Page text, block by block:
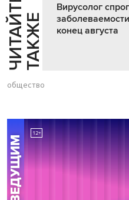
Ч
И
Т
АЙ
Т
Е
Т
А
К
ЖЕ
Вирусолог
конец августа
общество